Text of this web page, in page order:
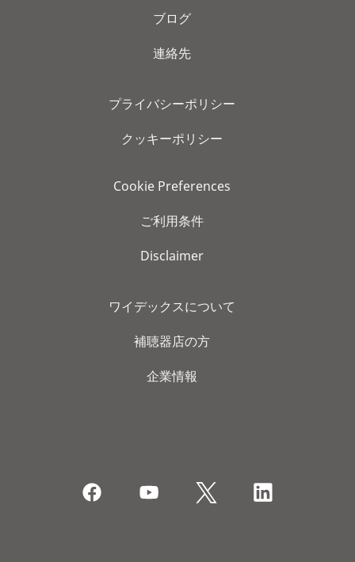
ブログ
連絡先
プライバシーポリシー
クッキーポリシー
Cookie Preferences
ご利用条件
Disclaimer
ワイデックスについて
補聴器店の方
企業情報